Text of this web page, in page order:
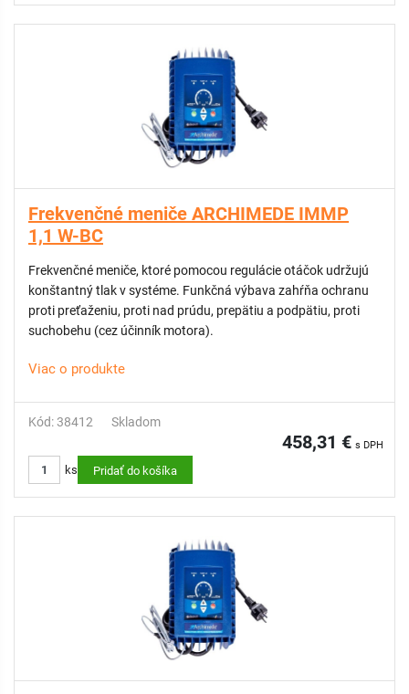
Frekvenčné meniče ARCHIMEDE IMMP
1,1 W-BC
Frekvenčné meniče, ktoré pomocou regulácie otáčok udržujú
konštantný tlak v systéme. Funkčná výbava zahŕňa ochranu
proti preťaženiu, proti nad prúdu, prepätiu a podpätiu, proti
suchobehu (cez účinník motora).
Viac o produkte
Kód: 38412 Skladom
458,31 € s DPH
ks Pridať do košíka